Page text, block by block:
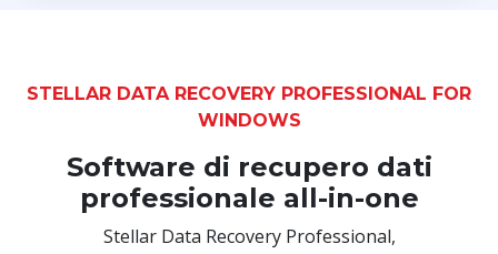
STELLAR DATA RECOVERY PROFESSIONAL FOR
WINDOWS
Software di recupero dati
professionale all-in-one
Stellar Data Recovery Professional,